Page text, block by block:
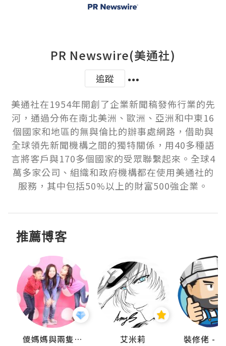
PR Newswire(美通社)
追蹤
美通社在1954年開創了企業新聞稿發佈行業的先
河，通過分佈在南北美洲、歐洲、亞洲和中東16
個國家和地區的無與倫比的辦事處網路，借助與
全球領先新聞機構之間的獨特關係，用40多種語
言將客戶與170多個國家的受眾聯繫起來。全球4
萬多家公司、組織和政府機構都在使用美通社的
服務，其中包括50%以上的財富500強企業。
推薦博客
儍媽媽與兩隻小魔怪之家 艾米莉